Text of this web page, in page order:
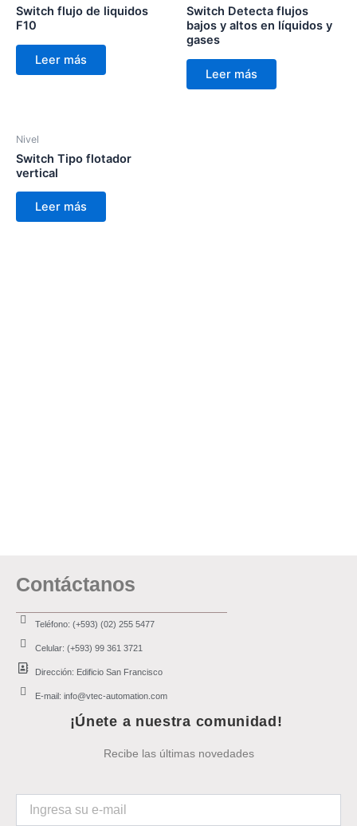
Switch flujo de liquidos
F10
Leer más
Switch Detecta flujos
bajos y altos en líquidos y
gases
Leer más
Nivel
Switch Tipo flotador
vertical
Leer más
Contáctanos
Teléfono: (+593) (02) 255 5477
Celular: (+593) 99 361 3721
Dirección: Edificio San Francisco
E-mail: info@vtec-automation.com
¡Únete a nuestra comunidad!
Recibe las últimas novedades